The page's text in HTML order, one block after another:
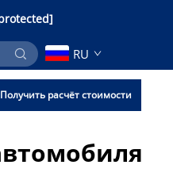
RU
Получить расчёт стоимости